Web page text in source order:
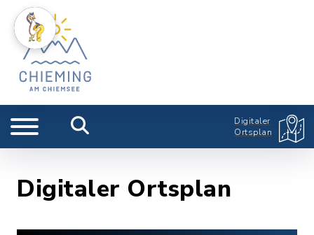
Digitaler
Ortsplan
Digitaler Ortsplan